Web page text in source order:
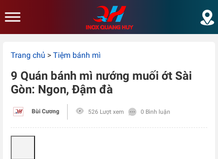
Trang chủ > Tiệm bánh mì
9 Quán bánh mì nướng muối ớt Sài
Gòn: Ngon, Đậm đà
Bùi Cương 526 Lượt xem 0 Bình luận